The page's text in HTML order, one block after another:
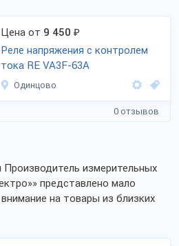
Цена от 9 450 ₽
Реле напряжения с контролем
тока RE VA3F-63А
Одинцово
0 отзывов
измерительных
представлено мало
на товары из близких